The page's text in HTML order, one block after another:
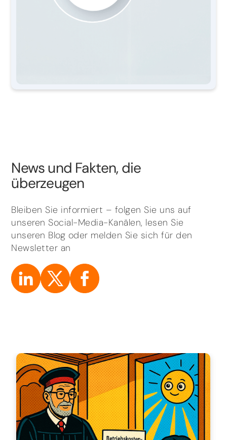
News und Fakten, die
überzeugen
Bleiben Sie informiert – folgen Sie uns auf
unseren Social-Media-Kanälen, lesen Sie
unseren Blog oder melden Sie sich für den
Newsletter an